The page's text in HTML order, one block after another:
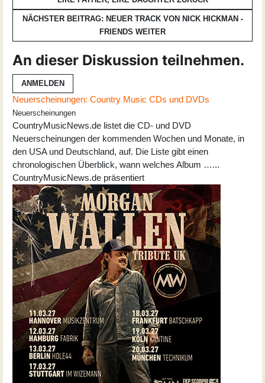
NÄCHSTER BEITRAG: NEUER TRACK VON NICK HICKMAN -
FRIENDS WEITER
An dieser Diskussion teilnehmen.
ANMELDEN
Neuerscheinungen: Country Music CDs und DVDs
Neuerscheinungen
CountryMusicNews.de listet die CD- und DVD
Neuerscheinungen der kommenden Wochen und Monate, in
den USA und Deutschland, auf. Die Liste gibt einen
chronologischen Überblick, wann welches Album …...
CountryMusicNews.de präsentiert